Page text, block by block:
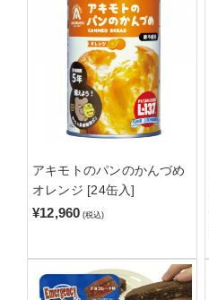
アキモトのパンのかんづめ
オレンジ [24缶入]
¥12,960 (税込)